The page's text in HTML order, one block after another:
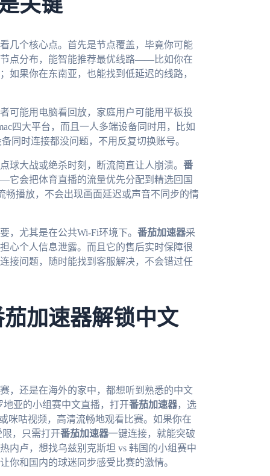
关键
几个核心点。首先是节点覆盖，毕竟你可能
点分布，能智能推荐最优线路——比如你在
如果你在东南亚，也能找到低延迟的线路，
可能用电脑看回放，家庭用户可能用平板投
四大平台，而且一人多端设备同时用，比如
同时连接都没问题，不用反复切换账号。
球大战或绝杀时刻，断流简直让人崩溃。 番
会把体育直播的流量优先分配到精选回国
畅播放，不会出现画面延迟或声音不同步的情
，尤其是在公共Wi-Fi环境下。 番茄加速器采
心个人信息泄露。而且它的售后实时保障很
接问题，随时能找到客服解决，不会错过任
加速器解锁中文
，还是在海外的家中，都想听到熟悉的中文
亚的小组赛中文直播，打开番茄加速器，选
咪咕视频，高清流畅地观看比赛。如果你在
，只需打开番茄加速器一键连接，就能突破
内卢，想找乌兹别克斯坦 vs 韩国的小组赛中
你和国内的球迷同步感受比赛的激情。